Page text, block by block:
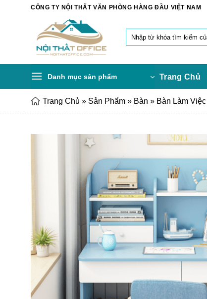
CÔNG TY NỘI THẤT VĂN PHÒNG HÀNG ĐẦU VIỆT NAM
kiếm:
Danh mục sản phẩm Trang Chủ
Trang Chủ » Sản Phẩm » Bàn » Bàn Làm Việc